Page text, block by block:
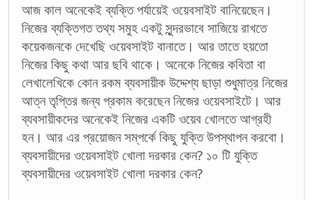
আজ কাল অনেকেই ব্যক্তি পর্যায়েই ওয়েবসাইট বানিয়েছেন।
নিজের ব্যক্তিগত তথ্য সমুহ একটু সুন্দরভাবে সাজিয়ে রাখতে
কয়েকজনকে দেখেছি ওয়েবসাইট বানাতে। আর তাতে হয়তো
নিজের কিছু কথা আর ছবি থাকে। অনেকে নিজের কবিতা বা
লেখালেখিকে কোন রকম ব্যবসায়ীক উদ্দেশ্য ছাড়া শুধুমাত্র নিজের
আত্ন তৃপ্তির জন্য প্রকাম করেছেন নিজের ওয়েবসাইটে। আর
ব্যবসায়ীকদের অনেকেই নিজের একটি ওয়েব খোলতে আগ্রহী
হন। আর এর প্রয়োজন সম্পর্কে কিছু যুক্তি উপস্থাপন করবো।
ব্যবসায়ীদের ওয়েবসাইট খোলা দরকার কেন? ১০ টি যুক্তি
ব্যবসায়ীদের ওয়েবসাইট খোলা দরকার কেন?